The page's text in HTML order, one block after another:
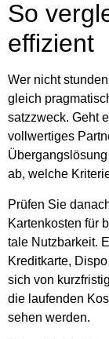
So
effi­zi­ent
Wer nicht
gleich
satz­zweck. Geht
voll­wer­ti­ges
ab, wel­che
Prü­fen Sie
Kar­ten­kos­ten für
ta­le Nutz­bar­keit.
Kre­dit­kar­te,
sich von
die lau­fen­den
se­hen wer­den.